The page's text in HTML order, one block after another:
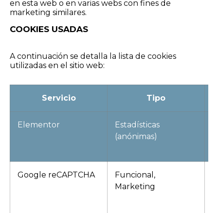
en esta web o en varias webs con fines de
marketing similares.
COOKIES USADAS
A continuación se detalla la lista de cookies
utilizadas en el sitio web:
Servicio Tipo
Elementor
Estadísticas
(anónimas)
Google reCAPTCHA
Funcional,
Marketing